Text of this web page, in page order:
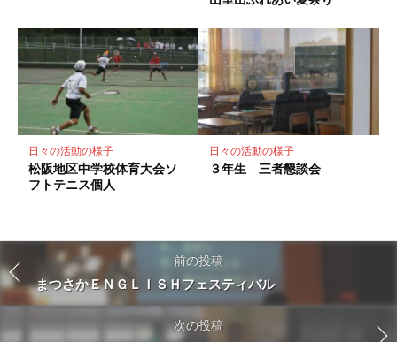
日々の活動の様子
松阪地区中学校体育大会ソ
フトテニス個人
日々の活動の様子
３年生 三者懇談会
前の投稿
まつさかＥＮＧＬＩＳＨフェスティバル
次の投稿